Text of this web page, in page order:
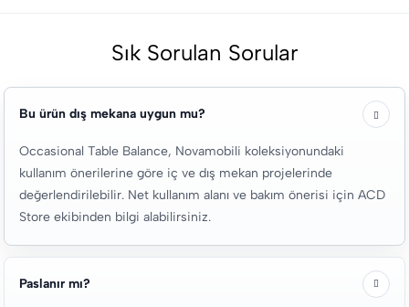
Sık Sorulan Sorular
Bu ürün dış mekana uygun mu?
Occasional Table Balance, Novamobili koleksiyonundaki
kullanım önerilerine göre iç ve dış mekan projelerinde
değerlendirilebilir. Net kullanım alanı ve bakım önerisi için ACD
Store ekibinden bilgi alabilirsiniz.
Paslanır mı?